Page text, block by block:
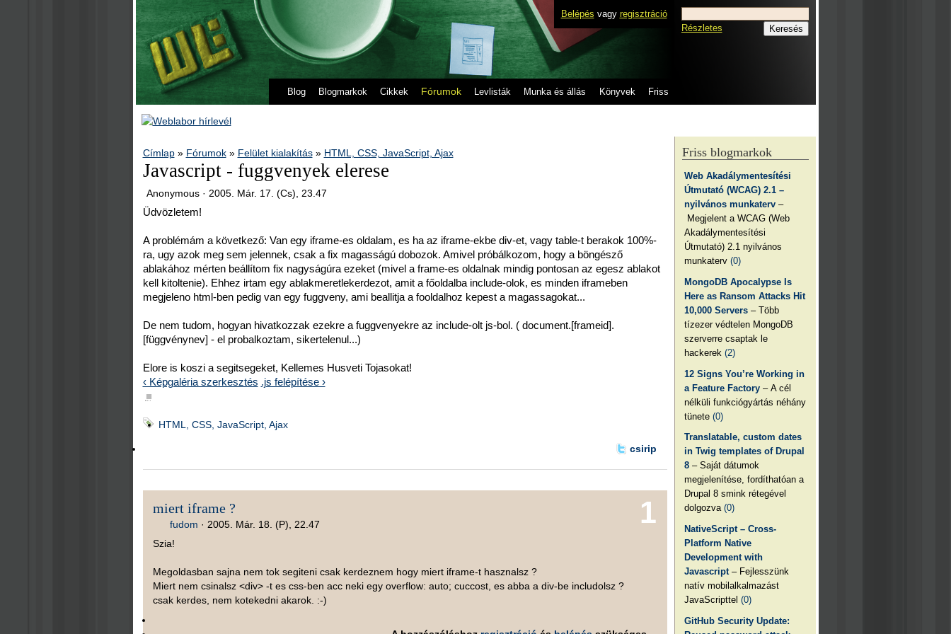
Belépés vagy regisztráció
Blog Blogmarkok Cikkek Fórumok Levlisták Munka és állás Könyvek Friss
Részletes
Címlap» Fórumok» Felület kialakítás» HTML, CSS, JavaScript, Ajax
Javascript - fuggvenyek elerese
Anonymous · 2005. Már. 17. (Cs), 23.47
Üdvözletem!
A problémám a következő: Van egy iframe-es oldalam, es ha az iframe-ekbe div-et, vagy table-t berakok 100%-
ra, ugy azok meg sem jelennek, csak a fix magasságú dobozok. Amivel próbálkozom, hogy a böngésző
ablakához mérten beállítom fix nagyságúra ezeket (mivel a frame-es oldalnak mindig pontosan az egesz ablakot
kell kitoltenie). Ehhez irtam egy ablakmeretlekerdezot, amit a főoldalba include-olok, es minden iframeben
megjeleno html-ben pedig van egy fuggveny, ami beallitja a fooldalhoz kepest a magassagokat...
De nem tudom, hogyan hivatkozzak ezekre a fuggvenyekre az include-olt js-bol. ( document.[frameid].
[függvénynev] - el probalkoztam, sikertelenul...)
Elore is koszi a segitsegeket, Kellemes Husveti Tojasokat!
‹ Képgaléria szerkesztés .js felépítése ›
■
HTML, CSS, JavaScript, Ajax
csirip
1
miert iframe ?
fudom · 2005. Már. 18. (P), 22.47
Szia!
Megoldasban sajna nem tok segiteni csak kerdeznem hogy miert iframe-t hasznalsz ?
Miert nem csinalsz <div> -t es css-ben acc neki egy overflow: auto; cuccost, es abba a div-be includolsz ?
csak kerdes, nem kotekedni akarok. :-)
Friss blogmarkok
Web Akadálymentesítési
Útmutató (WCAG) 2.1 –
nyilvános munkaterv –
Megjelent a WCAG (Web
Akadálymentesítési
Útmutató) 2.1 nyilvános
munkaterv(0)
MongoDB Apocalypse Is
Here as Ransom Attacks Hit
10,000 Servers – Több
tízezer védtelen MongoDB
szerverre csaptak le
hackerek(2)
12 Signs You’re Working in
a Feature Factory – A cél
nélküli funkciógyártás néhány
tünete(0)
Translatable, custom dates
in Twig templates of Drupal
8 – Saját dátumok
megjelenítése, fordíthatóan a
Drupal 8 smink rétegével
dolgozva(0)
NativeScript – Cross-
Platform Native
Development with
Javascript – Fejlesszünk
natív mobilalkalmazást
JavaScripttel(0)
GitHub Security Update: